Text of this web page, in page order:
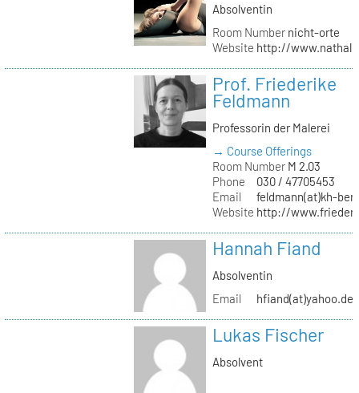
Absolventin
Room Numbernicht-orte
Website http://
Prof. Friederike
Feldmann
Professorin der Malerei
→ Course Offerings
Room NumberM 2.03
Phone
030 / 47705453
Email
feldmann(at)kh-
Website http://
Hannah Fiand
Absolventin
Email
hfiand(at)yahoo.de
Lukas Fischer
Absolvent